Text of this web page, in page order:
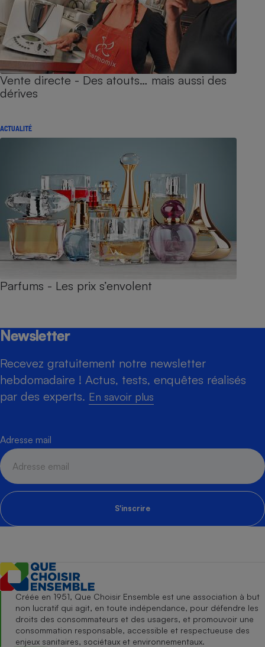
Vente directe - Des atouts… mais aussi des
dérives
ACTUALITÉ
Parfums - Les prix s’envolent
Newsletter
Recevez gratuitement notre newsletter
hebdomadaire ! Actus, tests, enquêtes réalisés
par des experts. En savoir plus
Adresse mail
S'inscrire
Créée en 1951, Que Choisir Ensemble est une association à but
non lucratif qui agit, en toute indépendance, pour défendre les
droits des consommateurs et des usagers, et promouvoir une
consommation responsable, accessible et respectueuse des
enjeux sanitaires, sociétaux et environnementaux.